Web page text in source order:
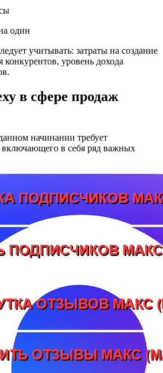
один
учитывать: затраты на создание
конкурентов, уровень дохода
в сфере продаж
начинании требует
включающего в себя ряд важных